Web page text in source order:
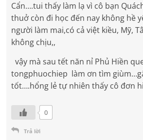
Cẩn….tui thấy làm lạ vì cô bạn
thuở còn đi học đến nay không hề
người làm mai,có cả việt kiều, Mỹ,
không chịu,,
vậy mà sau tết năn nỉ Phủ Hiền
tongphuochiep làm ơn tìm
tốt….hổng lẻ tự nhiên thấy cô đơn
0
Trả lời